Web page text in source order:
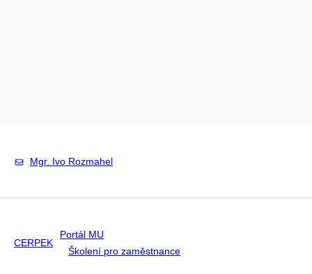
Mgr. Ivo Rozmahel
CERPEK
Portál MU
Školení pro zaměstnance